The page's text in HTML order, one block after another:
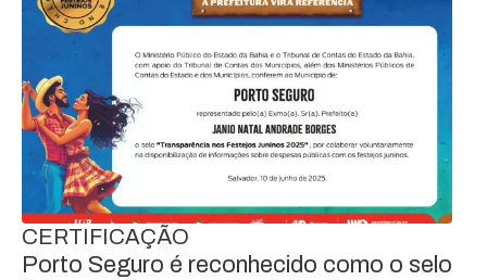
CERTIFICAÇÃO
Porto Seguro é reconhecido como o selo